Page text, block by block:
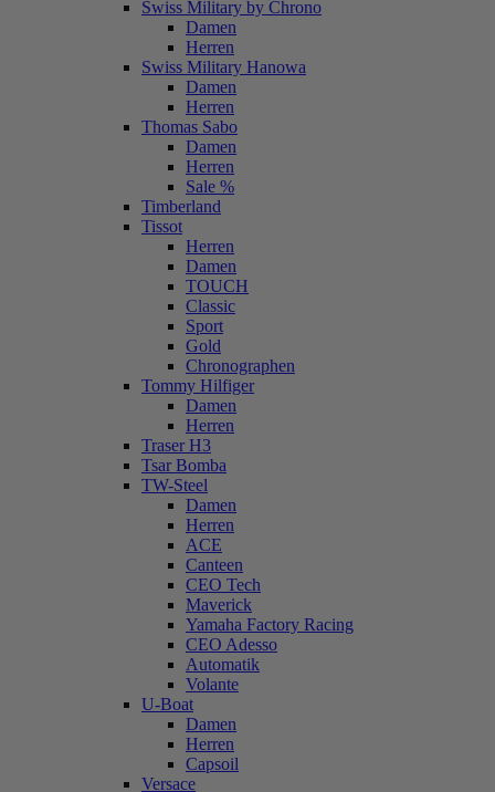
Swiss Military by Chrono
Damen
Herren
Swiss Military Hanowa
Damen
Herren
Thomas Sabo
Damen
Herren
Sale %
Timberland
Tissot
Herren
Damen
TOUCH
Classic
Sport
Gold
Chronographen
Tommy Hilfiger
Damen
Herren
Traser H3
Tsar Bomba
TW-Steel
Damen
Herren
ACE
Canteen
CEO Tech
Maverick
Yamaha Factory Racing
CEO Adesso
Automatik
Volante
U-Boat
Damen
Herren
Capsoil
Versace